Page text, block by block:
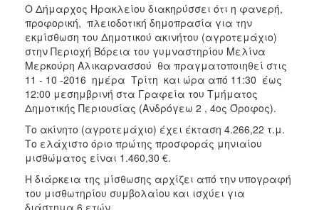
2017
2016
2015
2013
ΔΗΜΟΤΗΣ
ΕΠΙΣΚΕΠΤΗΣ
Ο Δήμαρχος Ηρακλείου διακηρύσσει ότι η φανερή,
προφορική, πλειοδοτική δημοπρασία για την
εκμίσθωση του Δημοτικού ακινήτου (αγροτεμάχιο)
στην Περιοχή Βόρεια του γυμναστηρίου Μελίνα
Μερκούρη Αλικαρνασσού θα πραγματοποιηθεί στις
11 - 10 -2016 ημέρα Τρίτη και ώρα από 11:30 έως
12:00 μεσημβρινή στα Γραφεία του Τμήματος
Δημοτικής Περιουσίας (Ανδρόγεω 2 , 4ος Όροφος).
Το ακίνητο (αγροτεμάχιο) έχει έκταση 4.266,22 τ.μ.
Το ελάχιστο όριο πρώτης προσφοράς μηνιαίου
μισθώματος είναι 1.460,30 €.
Η διάρκεια της μίσθωσης αρχίζει από την υπογραφή
του μισθωτηρίου συμβολαίου και ισχύει για
διάστημα 6 ετών.